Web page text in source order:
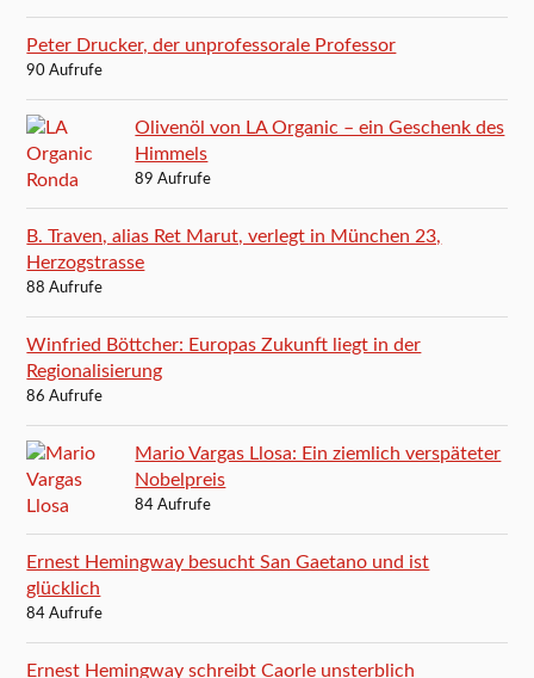
Peter Drucker, der unprofessorale Professor
90 Aufrufe
Olivenöl von LA Organic – ein Geschenk des
Himmels
89 Aufrufe
B. Traven, alias Ret Marut, verlegt in München 23,
Herzogstrasse
88 Aufrufe
Winfried Böttcher: Europas Zukunft liegt in der
Regionalisierung
86 Aufrufe
Mario Vargas Llosa: Ein ziemlich verspäteter
Nobelpreis
84 Aufrufe
Ernest Hemingway besucht San Gaetano und ist
glücklich
84 Aufrufe
Ernest Hemingway schreibt Caorle unsterblich